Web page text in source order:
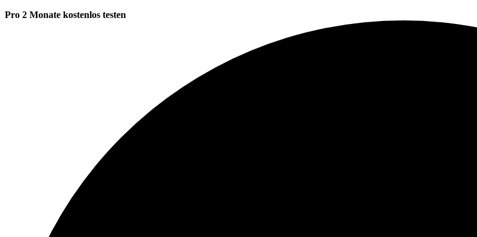
Pro 2 Monate kostenlos testen